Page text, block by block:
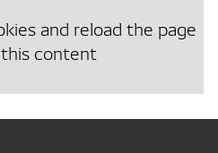
and reload the page
content